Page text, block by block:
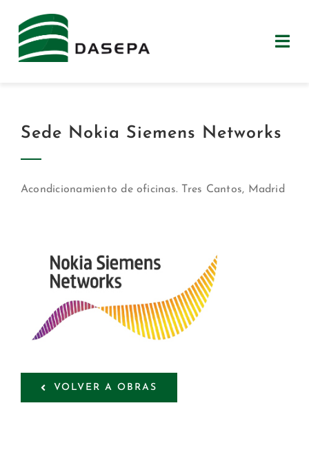
contenido
OBRAS
CONTACTO
Sede Nokia Siemens Networks
Acondicionamiento de oficinas. Tres Cantos, Madrid
VOLVER A OBRAS